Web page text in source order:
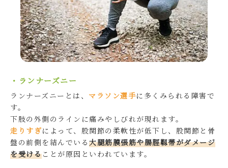
・ランナーズニー
ランナーズニーとは、 マラソン選手に多くみられる障害で
す。
下肢の外側のラインに痛みやしびれが現れます。
走りすぎによって、股関節の柔軟性が低下し、股関節と骨
盤の前側を結んでいる 大腿筋膜張筋や腸脛靱帯がダメージ
を受けることが原因といわれています。